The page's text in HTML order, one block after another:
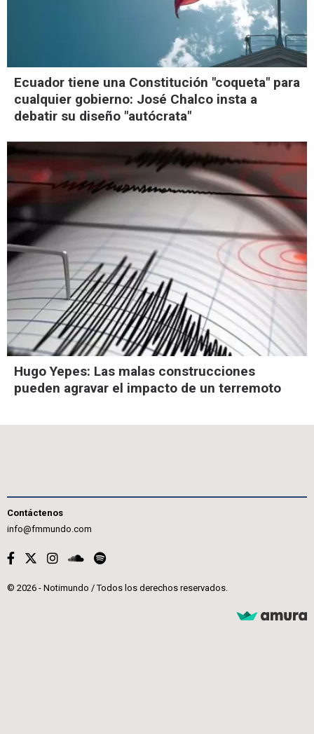
Ecuador tiene una Constitución "coqueta" para
cualquier gobierno: José Chalco insta a
debatir su diseño "autócrata"
Hugo Yepes: Las malas construcciones
pueden agravar el impacto de un terremoto
Contáctenos
info@fmmundo.com
© 2026 - Notimundo / Todos los derechos reservados.